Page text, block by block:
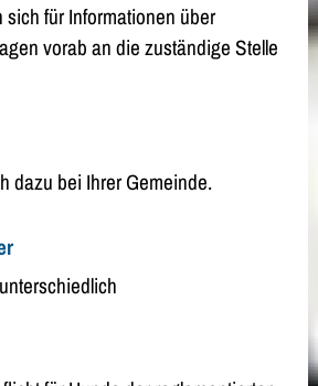
sich für Informationen über
vorab an die zuständige Stelle
dazu bei Ihrer Gemeinde.